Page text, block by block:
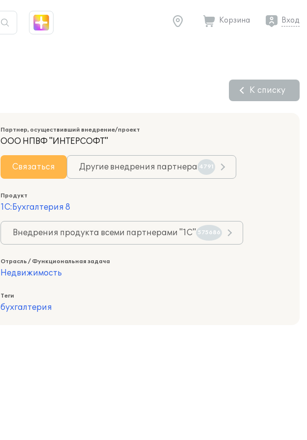
Корзина Вход
К списку
Партнер, осуществивший внедрение/проект
ООО НПВФ "ИНТЕРСОФТ"
Связаться Другие внедрения партнера 4791
Продукт
1С:Бухгалтерия 8
Внедрения продукта всеми партнерами "1С" 575686
Отрасль / Функциональная задача
Недвижимость
Теги
бухгалтерия